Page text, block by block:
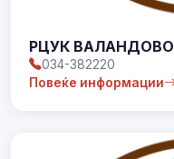
РЦУК ВАЛАНДОВО
034-382220
Повеќе информации